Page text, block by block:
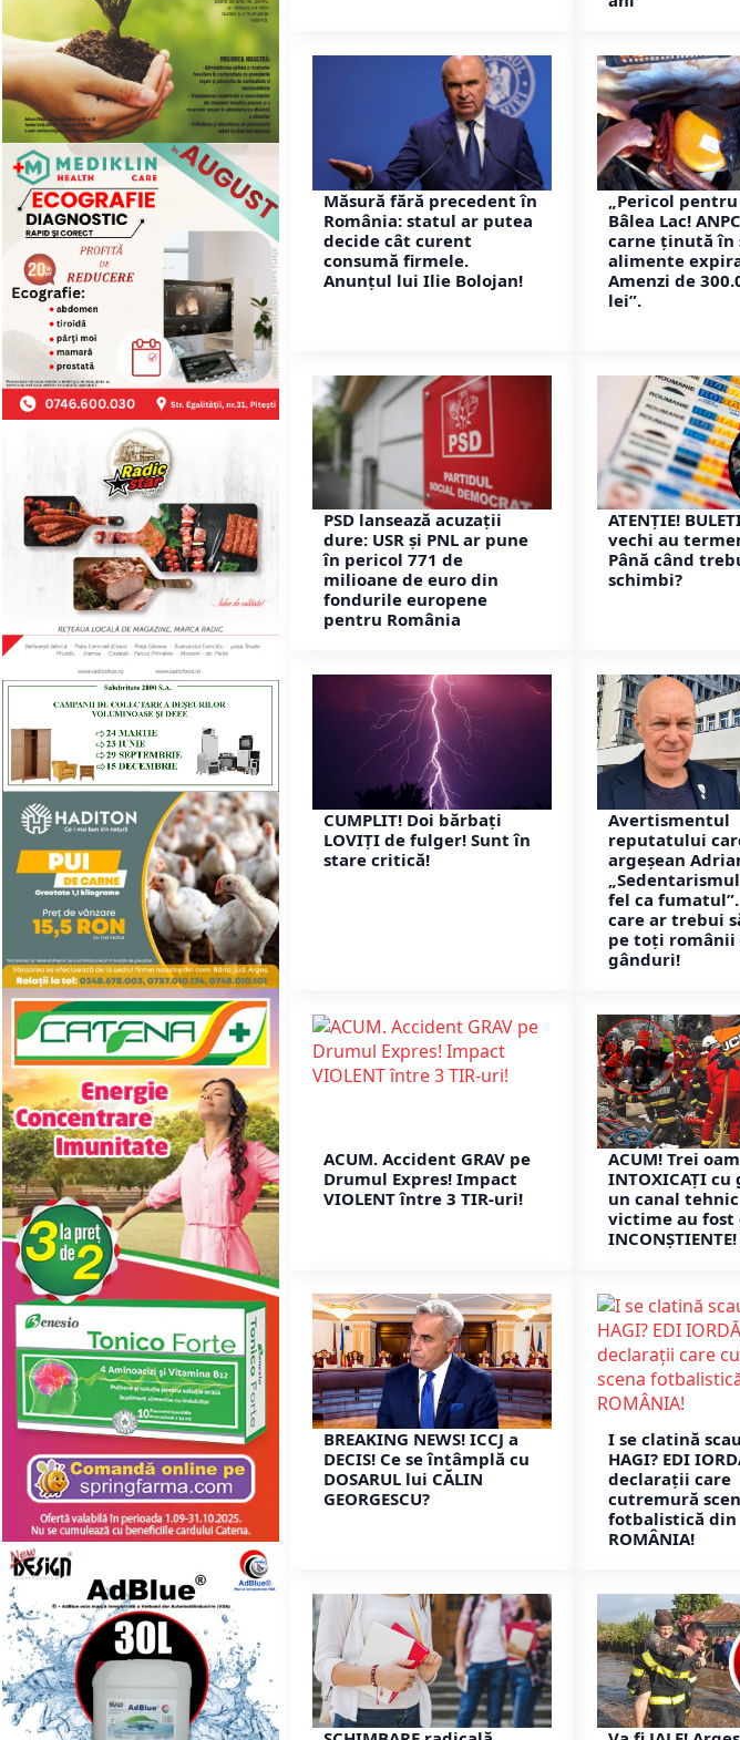
Măsură fără precedent în
România: statul ar putea
decide cât curent
consumă firmele.
Anunțul lui Ilie Bolojan!
„Pericol
Bâlea Lac!
carne ținută în
alimente
Amenzi de
lei”.
PSD lansează acuzații
dure: USR și PNL ar pune
în pericol 771 de
milioane de euro din
fondurile europene
pentru România
ATENȚIE!
vechi au
Până când
schimbi?
CUMPLIT! Doi bărbați
LOVIȚI de fulger! Sunt în
stare critică!
Avertismentul
reputatului
argeșean
fel ca
care ar trebui
pe toți românii
gânduri!
ACUM. Accident GRAV pe
Drumul Expres! Impact
VIOLENT între 3 TIR-uri!
ACUM! Trei
INTOXICAȚI
un canal
victime au fost
INCONȘTIENTE!
BREAKING NEWS! ICCJ a
DECIS! Ce se întâmplă cu
DOSARUL lui CĂLIN
GEORGESCU?
I se clatină
HAGI? EDI
declarații care
cutremură
fotbalistică din
ROMÂNIA!